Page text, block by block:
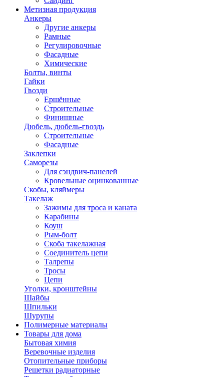
Метизная продукция
Анкеры
Другие анкеры
Рамные
Регулировочные
Фасадные
Химические
Болты, винты
Гайки
Гвозди
Ершённые
Строительные
Финишные
Дюбель, дюбель-гвоздь
Строительные
Фасадные
Заклепки
Саморезы
Для сэндвич-панелей
Кровельные оцинкованные
Скобы, кляймеры
Такелаж
Зажимы для троса и каната
Карабины
Коуш
Рым-болт
Скоба такелажная
Соединитель цепи
Талрепы
Тросы
Цепи
Уголки, кронштейны
Шайбы
Шпильки
Шурупы
Полимерные материалы
Товары для дома
Бытовая химия
Веревочные изделия
Отопительные приборы
Решетки радиаторные